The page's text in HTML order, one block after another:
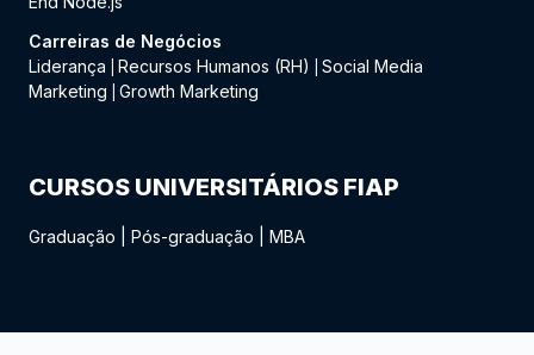
Carreiras de Negócios
Liderança
Recursos Humanos (RH)
Social Media
Marketing
Growth Marketing
CURSOS UNIVERSITÁRIOS FIAP
Graduação Pós-graduação MBA